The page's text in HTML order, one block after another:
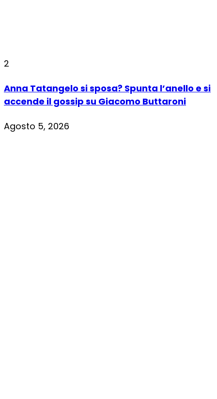
2
Anna Tatangelo si sposa? Spunta l’anello e si
accende il gossip su Giacomo Buttaroni
Agosto 5, 2026